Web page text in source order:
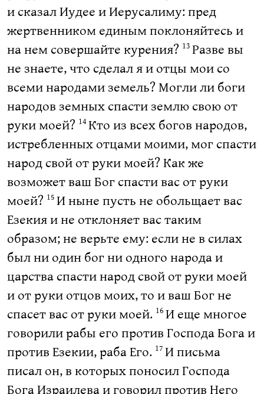
и сказал Иудее и Иерусалиму: пред
жертвенником единым поклоняйтесь и
на нем совершайте курения? 13 Разве вы
не знаете, что сделал я и отцы мои со
всеми народами земель? Могли ли боги
народов земных спасти землю свою от
руки моей? 14 Кто из всех богов народов,
истребленных отцами моими, мог спасти
народ свой от руки моей? Как же
возможет ваш Бог спасти вас от руки
моей? 15 И ныне пусть не обольщает вас
Езекия и не отклоняет вас таким
образом; не верьте ему: если не в силах
был ни один бог ни одного народа и
царства спасти народ свой от руки моей
и от руки отцов моих, то и ваш Бог не
спасет вас от руки моей. 16 И еще многое
говорили рабы его против Господа Бога и
против Езекии, раба Его. 17 И письма
писал он, в которых поносил Господа
Бога Израилева и говорил против Него